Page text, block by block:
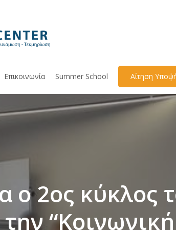
Επικοινωνία Summer School Αίτηση
2ος κύκλος
“Κοινωνική